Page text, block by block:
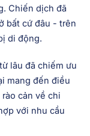
Chiến dịch đã
bất cứ đâu - trên
di động.
lâu đã chiếm ưu
mang đến điều
cản về chi
với nhu cầu